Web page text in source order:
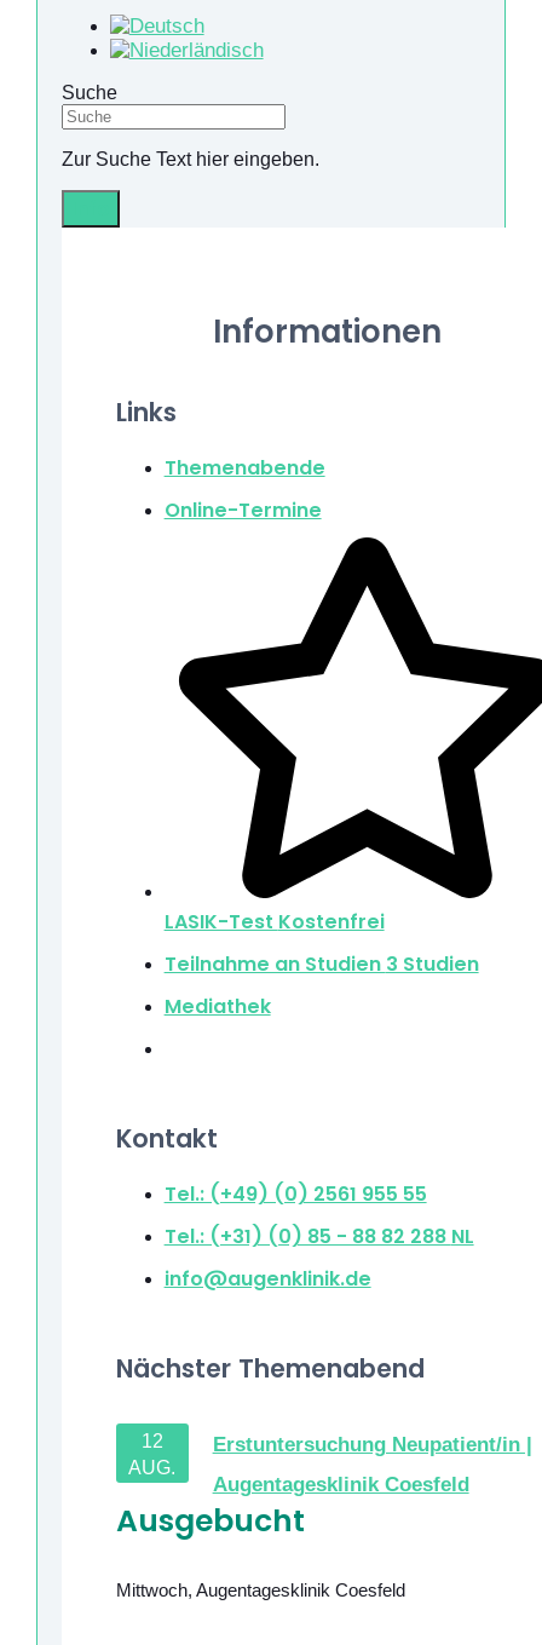
Suche
Zur Suche Text hier eingeben.
Informationen
Links
Themenabende
Online-Termine
LASIK-Test Kostenfrei
Teilnahme an Studien 3 Studien
Mediathek
Kontakt
Tel.: (+49) (0) 2561 955 55
Tel.: (+31) (0) 85 - 88 82 288 NL
info@augenklinik.de
Nächster Themenabend
12
AUG.
Erstuntersuchung Neupatient/in |
Augentagesklinik Coesfeld
Ausgebucht
Mittwoch, Augentagesklinik Coesfeld